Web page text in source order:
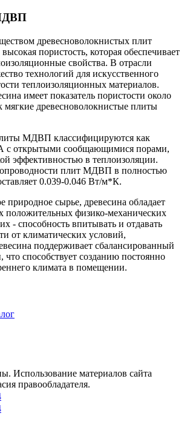
древесноволокнистых плит
пористость, которая обеспечивает
свойства. В отрасли
технологий для искусственного
теплоизоляционных материалов.
имеет показатель пористости около
мягкие древесноволокнистые плиты
МДВП классифицируются как
с открытыми сообщающимися порами,
эффективностью в теплоизоляции.
плит МДВП в полностью
0.039-0.046 Вт/м*К.
природное сырье, древесина обладает
положительных физико-механических
- способность впитывать и отдавать
от климатических условий,
поддерживает сбалансированный
что способствует созданию постоянно
климата в помещении.
Использование материалов сайта
правообладателя.